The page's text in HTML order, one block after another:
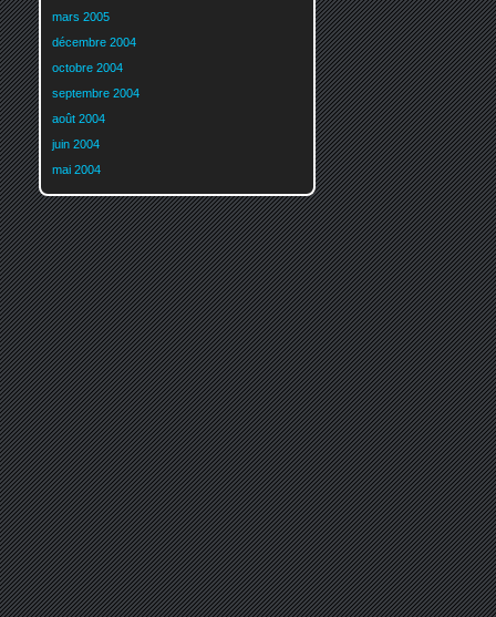
mars 2005
décembre 2004
octobre 2004
septembre 2004
août 2004
juin 2004
mai 2004